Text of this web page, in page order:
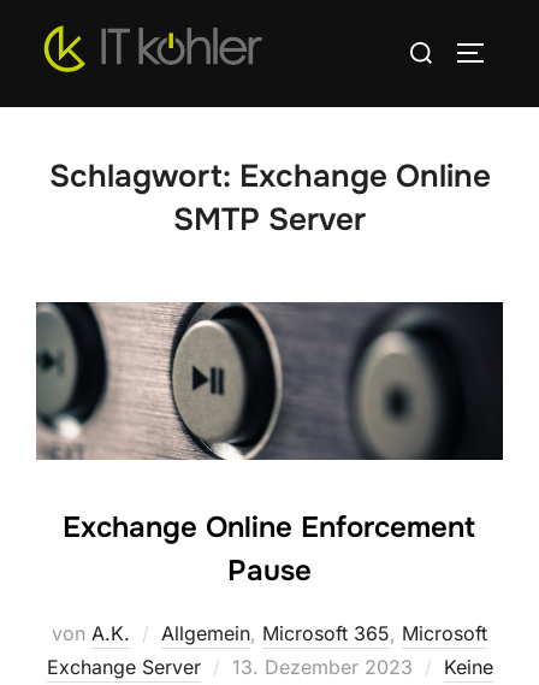
Inhalt
Suchen
Schlagwort: Exchange Online
SMTP Server
Exchange Online Enforcement
Pause
von A.K. Allgemein, Microsoft 365, Microsoft
Exchange Server
Veröffentlicht
13. Dezember 2023
Keine